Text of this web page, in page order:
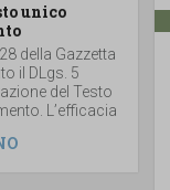
unico
della Gazzetta
il DLgs. 5
del Testo
L’efficacia